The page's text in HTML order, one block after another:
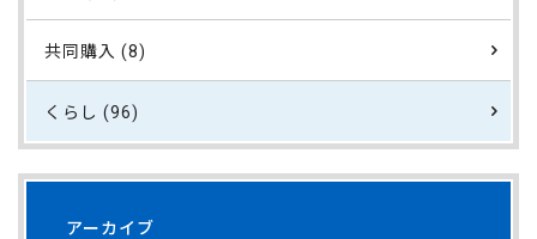
共同購入 (8)
くらし (96)
アーカイブ